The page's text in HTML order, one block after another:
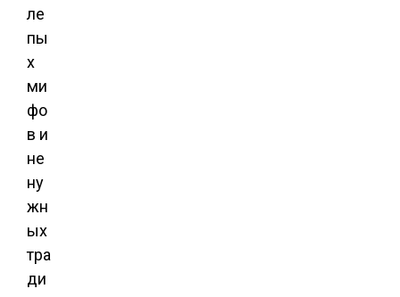
ле
пы
х
ми
фо
в и
не
ну
жн
ых
тра
ди